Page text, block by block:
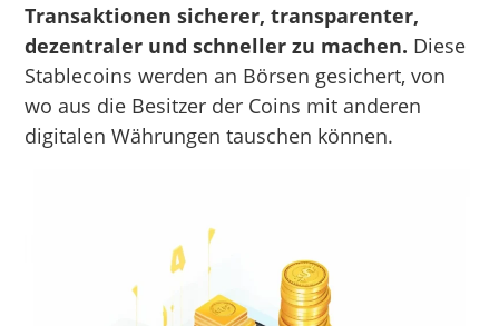
Transaktionen sicherer, transparenter,
dezentraler und schneller zu machen. Diese
Stablecoins werden an Börsen gesichert, von
wo aus die Besitzer der Coins mit anderen
digitalen Währungen tauschen können.